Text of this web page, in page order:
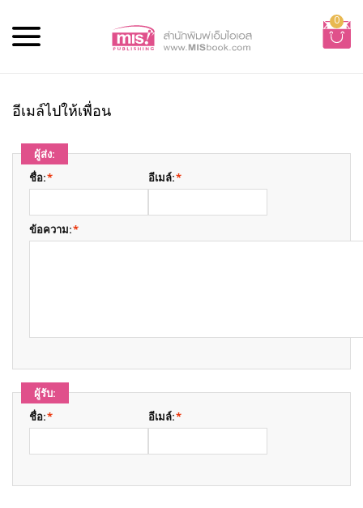
0
อีเมล์ไปให้เพื่อน
ผู้ส่ง:
*
ชื่อ: *
อีเมล์:
*
ข้อความ:
ผู้รับ:
*
ชื่อ: *
อีเมล์: